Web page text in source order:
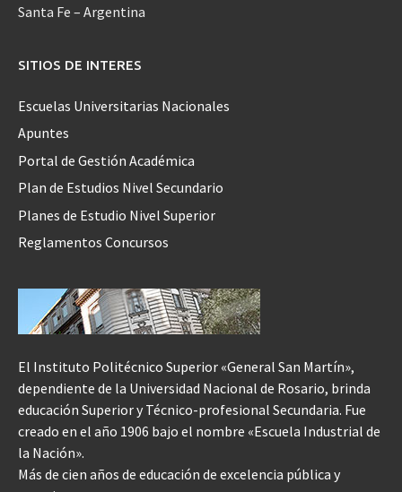
Santa Fe – Argentina
SITIOS DE INTERES
Escuelas Universitarias Nacionales
Apuntes
Portal de Gestión Académica
Plan de Estudios Nivel Secundario
Planes de Estudio Nivel Superior
Reglamentos Concursos
El Instituto Politécnico Superior «General San Martín»,
dependiente de la Universidad Nacional de Rosario, brinda
educación Superior y Técnico-profesional Secundaria. Fue
creado en el año 1906 bajo el nombre «Escuela Industrial de
la Nación».
Más de cien años de educación de excelencia pública y